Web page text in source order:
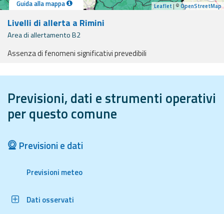
Radar meteo
Operativi
Report
Aggiornamenti
Informazioni
Livelli di allerta a Rimini
Area di allertamento B2
Assenza di fenomeni significativi prevedibili
Guida alla mappa Leaflet | ©OpenStreetMap
Previsioni, dati e strumenti operativi
per questo comune
Previsioni e dati
Previsioni meteo
Dati osservati